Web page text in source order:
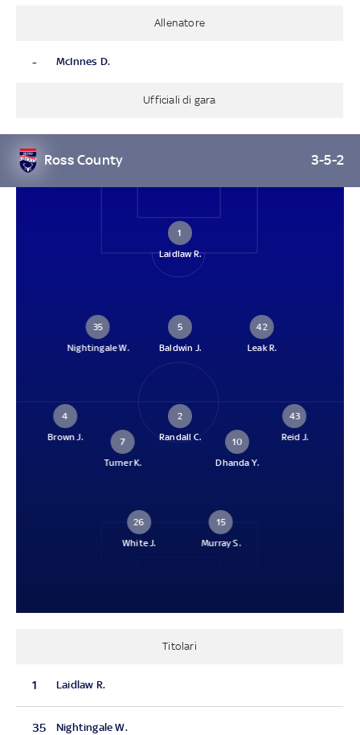
Allenatore
- McInnes D.
Ufficiali di gara
Ross County 3-5-2
1
Laidlaw R.
35
Nightingale W.
5
Baldwin J.
42
Leak R.
4
Brown J.
7
Turner K.
2
Randall C.
10
Dhanda Y.
43
Reid J.
26
White J.
15
Murray S.
Titolari
1 Laidlaw R.
35 Nightingale W.